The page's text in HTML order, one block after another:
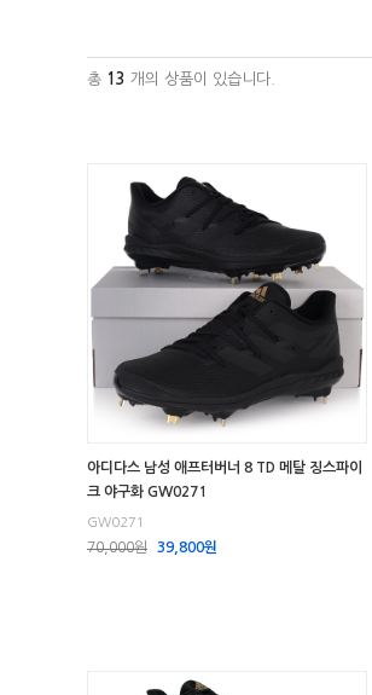
총 13 개의 상품이 있습니다.
아디다스 남성 애프터버너 8 TD 메탈 징스파이
크 야구화 GW0271
GW0271
70,000원 39,800원